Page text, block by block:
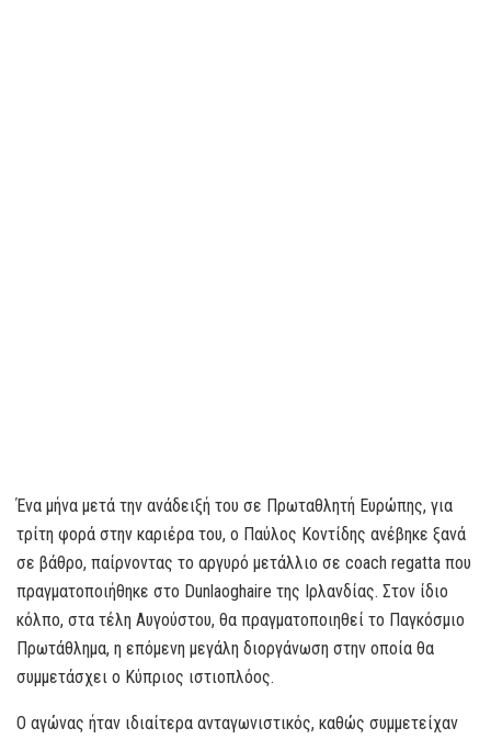
Ένα μήνα μετά την ανάδειξή του σε Πρωταθλητή Ευρώπης, για
τρίτη φορά στην καριέρα του, ο Παύλος Κοντίδης ανέβηκε ξανά
σε βάθρο, παίρνοντας το αργυρό μετάλλιο σε coach regatta που
πραγματοποιήθηκε στο Dunlaoghaire της Ιρλανδίας. Στον ίδιο
κόλπο, στα τέλη Αυγούστου, θα πραγματοποιηθεί το Παγκόσμιο
Πρωτάθλημα, η επόμενη μεγάλη διοργάνωση στην οποία θα
συμμετάσχει ο Κύπριος ιστιοπλόος.
Ο αγώνας ήταν ιδιαίτερα ανταγωνιστικός, καθώς συμμετείχαν